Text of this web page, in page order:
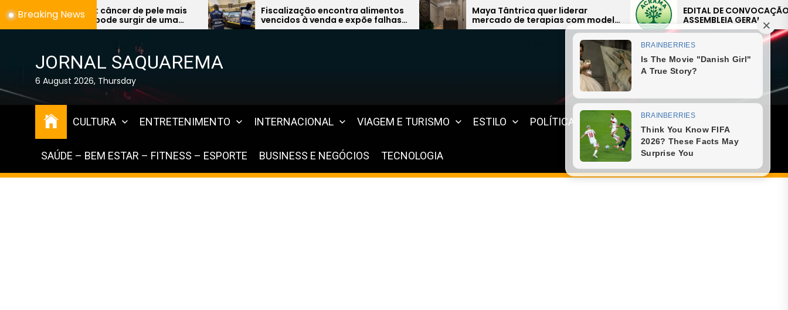
Skip
to
Breaking News
de pele mais
surgir de uma
e preocupa
Fiscalização encontra alimentos
vencidos à venda e expõe falhas
graves na Região dos Lagos
Maya Tântrica quer liderar
mercado de terapias com modelo
inovador
EDITAL DE CONVOCAÇÃO –
ASSEMBLEIA GERAL
EXTRAORDINÁRIA
JORNAL SAQUAREMA
6 August 2026, Thursday
CULTURA ENTRETENIMENTO INTERNACIONAL VIAGEM E TURISMO ESTILO POLÍTICA GASTRONOMIA ESPORTE
SAÚDE – BEM ESTAR – FITNESS – ESPORTE BUSINESS E NEGÓCIOS TECNOLOGIA